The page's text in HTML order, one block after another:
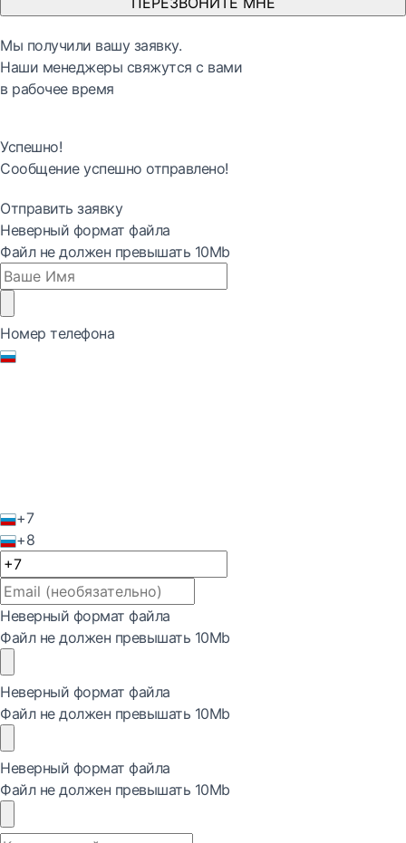
Мы получили вашу заявку.
Наши менеджеры свяжутся с вами
в рабочее время
Успешно!
Сообщение успешно отправлено!
Отправить заявку
Неверный формат файла
Файл не должен превышать 10Mb
Номер телефона
+7
+8
Неверный формат файла
Файл не должен превышать 10Mb
Неверный формат файла
Файл не должен превышать 10Mb
Неверный формат файла
Файл не должен превышать 10Mb